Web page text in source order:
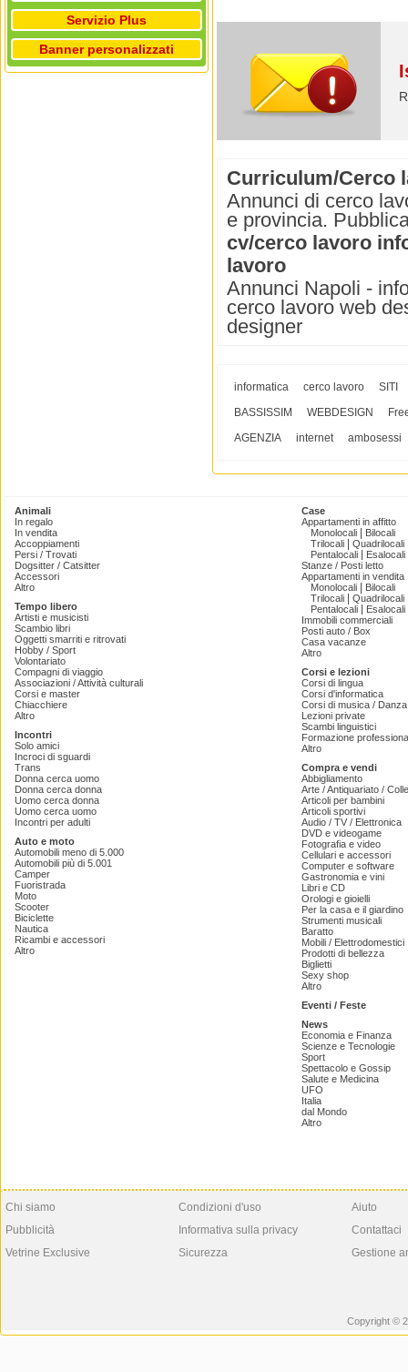
Servizio Plus
Banner personalizzati
Curriculum/Cerco
Annunci di cerco
e provincia.
cv/cerco lavoro
lavoro
Annunci Napoli -
cerco lavoro web
designer
informatica cerco lavoro
SITI
BASSISSIM
WEBDESIGN
AGENZIA
internet ambosessi
Animali
In regalo
In vendita
Accoppiamenti
Persi / Trovati
Dogsitter / Catsitter
Accessori
Altro
Tempo libero
Artisti e musicisti
Scambio libri
Oggetti smarriti e ritrovati
Hobby / Sport
Volontariato
Compagni di viaggio
Associazioni / Attività culturali
Corsi e master
Chiacchiere
Altro
Incontri
Solo amici
Incroci di sguardi
Trans
Donna cerca uomo
Donna cerca donna
Uomo cerca donna
Uomo cerca uomo
Incontri per adulti
Auto e moto
Automobili meno di 5.000
Automobili più di 5.001
Camper
Fuoristrada
Moto
Scooter
Biciclette
Nautica
Ricambi e accessori
Altro
Case
Appartamenti in affitto
Monolocali
Bilocali
Trilocali
Quadrilocali
Pentalocali
Esalocali
Stanze / Posti letto
Appartamenti in vendita
Monolocali
Bilocali
Trilocali
Quadrilocali
Pentalocali
Esalocali
Immobili commerciali
Posti auto / Box
Casa vacanze
Altro
Corsi e lezioni
Corsi di lingua
Corsi d'informatica
Corsi di musica /
Lezioni private
Scambi linguistici
Formazione
Altro
Compra e vendi
Abbigliamento
Arte / Antiquariato /
Articoli per bambini
Articoli sportivi
Audio / TV / Elettronica
DVD e videogame
Fotografia e video
Cellulari e accessori
Computer e software
Gastronomia e vini
Libri e CD
Orologi e gioielli
Per la casa e il giardino
Strumenti musicali
Baratto
Mobili / Elettrodomestici
Prodotti di bellezza
Biglietti
Sexy shop
Altro
Eventi / Feste
News
Economia e Finanza
Scienze e Tecnologie
Sport
Spettacolo e Gossip
Salute e Medicina
UFO
Italia
dal Mondo
Altro
Chi siamo
Pubblicità
Vetrine Exclusive
Condizioni d'uso
Informativa sulla privacy
Sicurezza
Aiuto
Contattaci
Gestione
Copyright ©